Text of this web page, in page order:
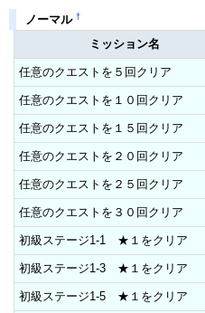
ノーマル †
ミッション名
任意のクエストを５回クリア
任意のクエストを１０回クリア
任意のクエストを１５回クリア
任意のクエストを２０回クリア
任意のクエストを２５回クリア
任意のクエストを３０回クリア
初級ステージ1-1 ★１をクリア
初級ステージ1-3 ★１をクリア
初級ステージ1-5 ★１をクリア